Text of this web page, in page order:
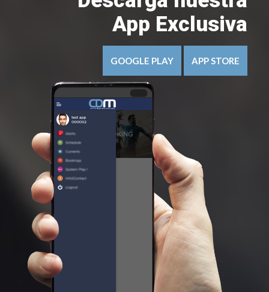
App Exclusiva
GOOGLE PLAY APP STORE